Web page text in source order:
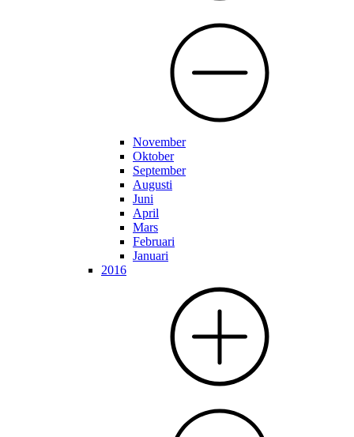
November
Oktober
September
Augusti
Juni
April
Mars
Februari
Januari
2016